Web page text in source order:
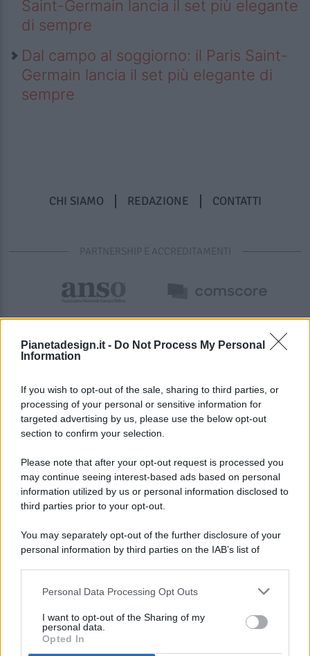
Pianetadesign.it - Do Not Process My Personal
Information
If you wish to opt-out of the sale, sharing to third parties, or
processing of your personal or sensitive information for
targeted advertising by us, please use the below opt-out
section to confirm your selection.
Please note that after your opt-out request is processed you
may continue seeing interest-based ads based on personal
information utilized by us or personal information disclosed to
third parties prior to your opt-out.
You may separately opt-out of the further disclosure of your
personal information by third parties on the IAB’s list of
This information may also be disclosed by us to third parties
disclose it to other third parties.
Personal Data Processing Opt Outs
I want to opt-out of the Sharing of my
personal data.
Opted In
Saint-Germain lancia il set più elegante
di sempre
Dal campo al soggiorno: il Paris Saint-
Germain lancia il set più elegante di
sempre
CHI SIAMO REDAZIONE CONTATTI
PARTNERSHIP E ACCREDITAMENTI
© 2026 - Pianeta Design - P.IVA 04827280654 - Testata
Registrata Al Tribunale Di Nocera Inferiore N. 8/2020 - RG N.
ISCRIZIONE AL ROC N. 35792 – ISCRITTA ALL’ANSO
(ASSOCIAZIONE NAZIONALE STAMPA ONLINE)
PREFERENZE PRIVACY